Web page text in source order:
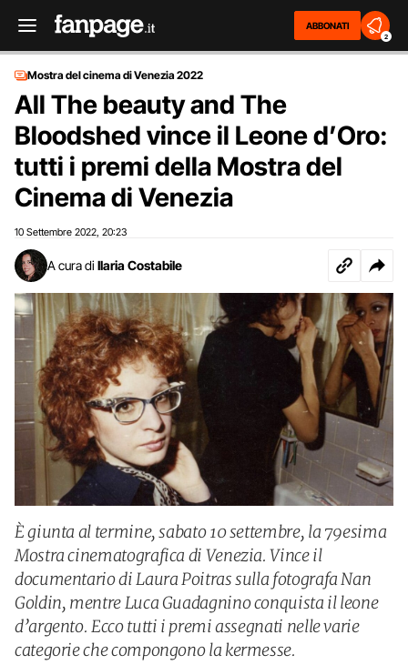
ABBONATI
2
Mostra del cinema di Venezia 2022
All The beauty and The
Bloodshed vince il Leone d’Oro:
tutti i premi della Mostra del
Cinema di Venezia
10 Settembre 2022 20:23
A cura di Ilaria Costabile
È giunta al termine, sabato 10 settembre, la 79esima
Mostra cinematografica di Venezia. Vince il
documentario di Laura Poitras sulla fotografa Nan
Goldin, mentre Luca Guadagnino conquista il leone
d’argento. Ecco tutti i premi assegnati nelle varie
categorie che compongono la kermesse.